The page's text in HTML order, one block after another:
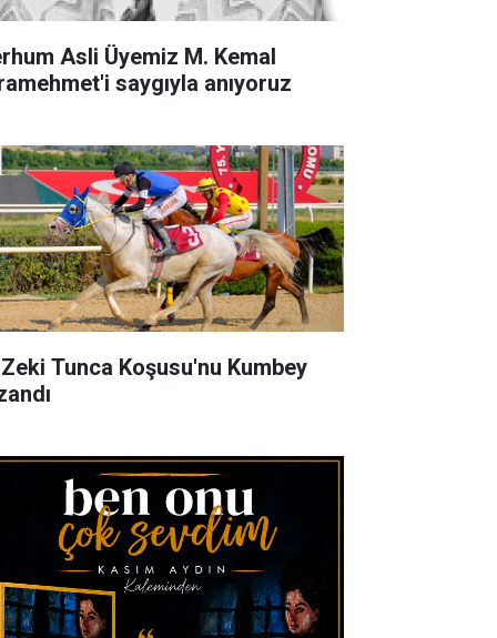
Asli Üyemiz M. Kemal
saygıyla anıyoruz
Tunca Koşusu'nu Kumbey